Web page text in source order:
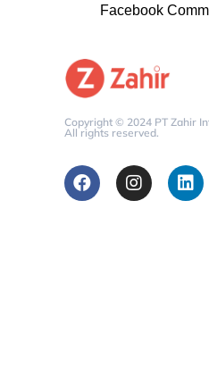
Facebook
Copyright © 2024 PT Zahir
All rights reserved.